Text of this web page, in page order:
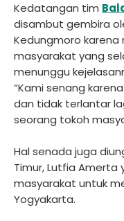
Kedatangan tim
disambut gembira
Kedungmoro karena
masyarakat yang
menunggu
“Kami senang
dan tidak terlantar
seorang tokoh
Hal senada juga
Timur, Lutfia
masyarakat untuk
Yogyakarta.